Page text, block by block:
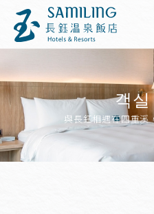
객
與長鈺相遇在四重溪